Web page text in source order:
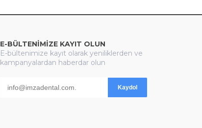
E-BÜLTENİMİZE KAYIT OLUN
E-bültenimize kayıt olarak yeniliklerden ve
kampanyalardan haberdar olun
Kaydol